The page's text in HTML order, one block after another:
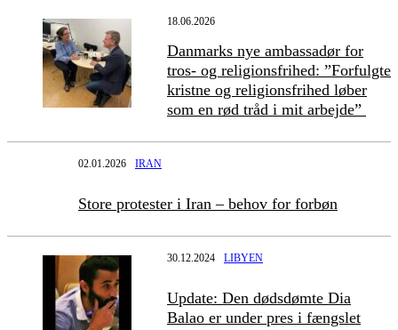
18.06.2026
Danmarks nye ambassadør for
tros- og religionsfrihed: ”Forfulgte
kristne og religionsfrihed løber
som en rød tråd i mit arbejde”
02.01.2026 IRAN
Store protester i Iran – behov for forbøn
30.12.2024 LIBYEN
Update: Den dødsdømte Dia
Balao er under pres i fængslet